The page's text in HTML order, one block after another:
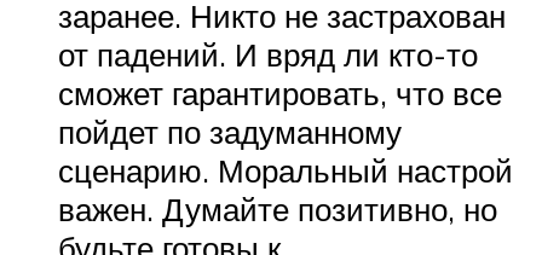
заранее. Никто не застрахован
от падений. И вряд ли кто-то
сможет гарантировать, что все
пойдет по задуманному
сценарию. Моральный настрой
важен. Думайте позитивно, но